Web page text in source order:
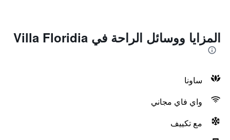
المزايا ووسائل الراحة في Villa Floridia
ساونا
واي فاي مجاني
مع تكييف